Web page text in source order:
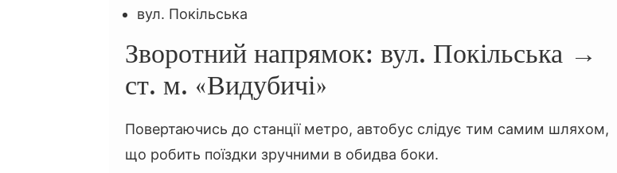
вул. Покільська
Зворотний напрямок: вул. Покільська →
ст. м. «Видубичі»
Повертаючись до станції метро, автобус слідує тим самим шляхом,
що робить поїздки зручними в обидва боки.